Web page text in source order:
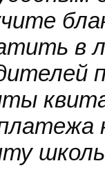
в